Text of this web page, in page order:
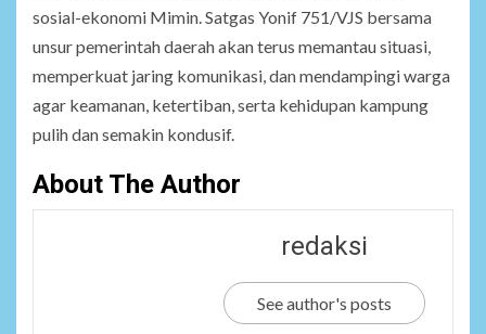
sosial-ekonomi Mimin. Satgas Yonif 751/VJS bersama
unsur pemerintah daerah akan terus memantau situasi,
memperkuat jaring komunikasi, dan mendampingi warga
agar keamanan, ketertiban, serta kehidupan kampung
pulih dan semakin kondusif.
About The Author
redaksi
See author's posts